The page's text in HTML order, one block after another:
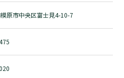
原市中央区富士見4-10-7